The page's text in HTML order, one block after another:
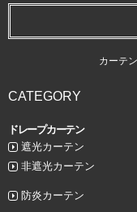
カーテ
CATEGORY
ドレープカーテン
遮光カーテン
非遮光カーテン
防炎カーテン